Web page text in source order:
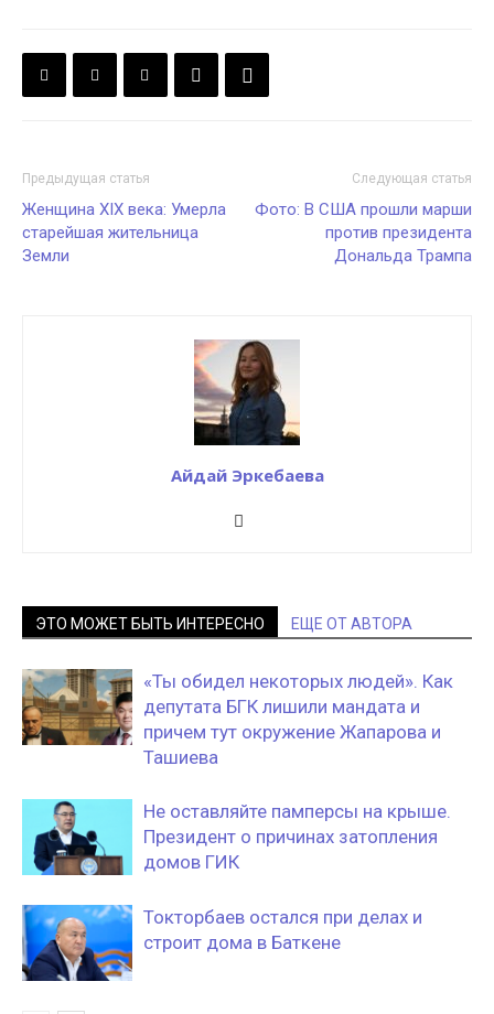
Предыдущая статья
Женщина XIX века: Умерла
старейшая жительница
Земли
Следующая статья
Фото: В США прошли марши
против президента
Дональда Трампа
Айдай Эркебаева
ЭТО МОЖЕТ БЫТЬ ИНТЕРЕСНО ЕЩЕ ОТ АВТОРА
«Ты обидел некоторых людей». Как
депутата БГК лишили мандата и
причем тут окружение Жапарова и
Ташиева
Не оставляйте памперсы на крыше.
Президент о причинах затопления
домов ГИК
Токторбаев остался при делах и
строит дома в Баткене